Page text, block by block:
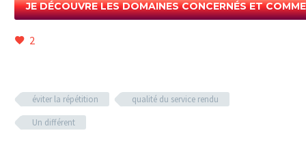
JE DÉCOUVRE LES DOMAINES CONCERNÉS ET
2
éviter la répétition
qualité du service rendu
Un différent